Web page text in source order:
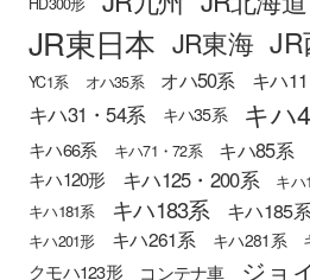
JR東日本 JR東海 JR
YC1系 オハ35系 オハ50系 キハ
キハ31・54系 キハ35系 キハ
キハ66系 キハ71・72系 キハ85系
キハ120形 キハ125・200系 キハ
キハ181系 キハ183系 キハ185系
キハ201形
キハ261系 キハ281系
クモハ123形
コンテナ車 ジョ